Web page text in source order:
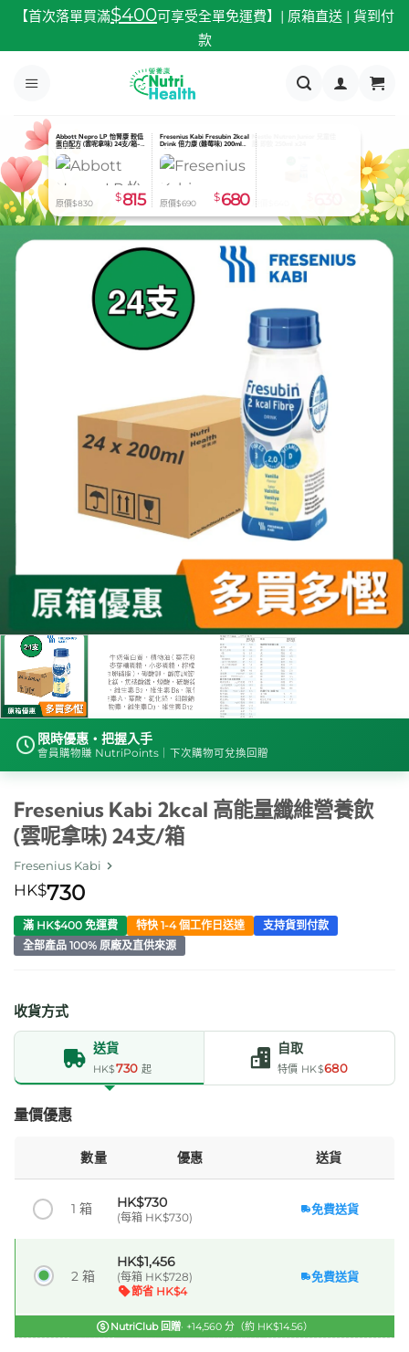
內
【首次落單買滿$400可享受全單免運費】| 原箱直送 | 貨到付
款
Abbott Nepro LP 怡腎康 較低
蛋白配方 (雲呢拿味) 24支/箱-
預定貨品
原價$830 $ 815
Fresenius Kabi Fresubin 2kcal
Drink 倍力康 (雜莓味) 200ml
x24
原價$690 $680
限時優惠・把握入手
會員購物賺 NutriPoints｜下次購物可兌換回贈
Fresenius Kabi 2kcal 高能量纖維營養飲
(雲呢拿味) 24支/箱
Fresenius Kabi
HK$730
滿 HK$400 免運費 特快 1-4 個工作日送達
支持貨到付款
全部產品 100% 原廠及直供來源
收貨方式
送貨
HK$730 起
自取
特價 HK$680
量價優惠
數量 優惠 送貨
1 箱 HK$730
(每箱 HK$730)
免費送貨
2 箱
HK$1,456
(每箱 HK$728)
節省 HK$4
免費送貨
NutriClub 回贈· +14,560 分（約 HK$14.56）